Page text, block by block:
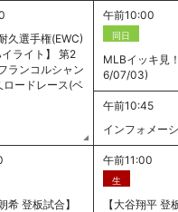
久選手権(EWC)
ライト】 第2
ランコルシャン
ロードレース(ベ
午前10:00
同日
MLBイッキ見
6/07/03)
午前10:45
インフォメー
希 登板試合】
午前11:00
生
【大谷翔平 登